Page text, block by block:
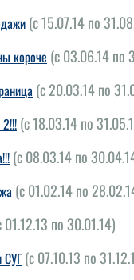
(с 15.07.14 по
короче (с 03.06.14 по
(с 20.03.14 по
(с 18.03.14 по
(с 08.03.14 по
(с 01.02.14 по
01.12.13 по 30.01.14)
СУГ (с 07.10.13 по